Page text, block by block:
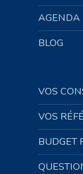
AGENDA
BLOG
VOS
VOS
BUDGET